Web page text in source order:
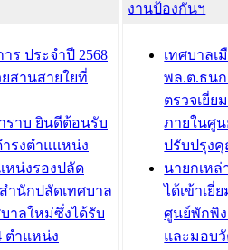
ศูนย์พักพิง
ศบาลเมือง
ารอบรมอาชีพ
(หลักสูตรการ
พลาสติก)
วารินชำร
ถนนแก่เ
เด็กเล็ก
เทศบาลเ
ปรึกษาห
วัยของอ
บทความ อื่นๆ ...
ร ประจำปี 2568
สานสายใยที่
ราบ ยินดีต้อนรับ
รงตำแแหน่ง
หน่งรองปลัด
ำนักปลัดเทศบาล
าลใหม่ซึ่งได้รับ
ตำแหน่ง
งานป้องกันฯ
เทศบาลเ
พล.ต.ธน
ตรวจเยี่ย
ภายในศู
ปรับปรุง
นายกเห
ได้เข้าเยี่
ศูนย์พักพิ
และมอบ